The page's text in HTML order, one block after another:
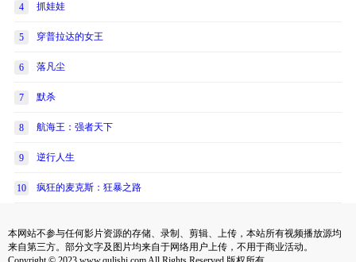
4 抓娃娃
5 穿普拉达的女王
6 落凡尘
7 默杀
8 航海王：强者天下
9 逆行人生
10 疯狂的麦克斯：狂暴之路
本网站不参与任何影片资源的存储、录制、剪辑、上传，本站所有视频播放源均
来自第三方。部分文字及图片均来自于网络用户上传，不用于商业活动。